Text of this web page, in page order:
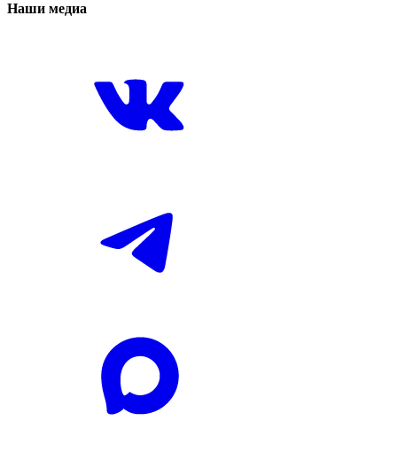
Наши медиа